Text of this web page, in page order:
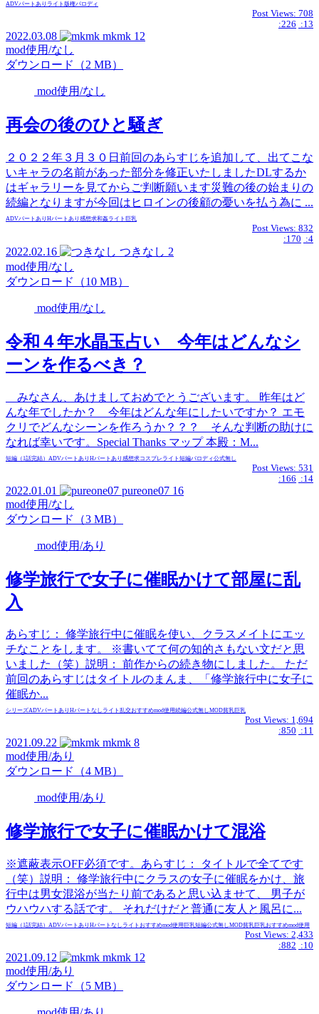
ADVパートあり ライト 版権パロディ
Post Views: 708
:226 :13
2022.03.08 mkmk 12
mod使用/なし
ダウンロード（2 MB）
mod使用/なし
再会の後のひと騒ぎ
２０２２年３月３０日前回のあらすじを追加して、出てこな
いキャラの名前があった部分を修正いたしましたDLするか
はギャラリーを見てからご判断願います災難の後の始まりの
続編となりますが今回はヒロインの後顧の憂いを払う為に ...
ADVパートあり Hパートあり 感想求和姦ライト 巨乳
Post Views: 832
:170 :4
2022.02.16 つきなし 2
mod使用/なし
ダウンロード（10 MB）
mod使用/なし
令和４年水晶玉占い 今年はどんなシ
ーンを作るべき？
みなさん、あけましておめでとうございます。 昨年はど
んな年でしたか？ 今年はどんな年にしたいですか？ エモ
クリでどんなシーンを作ろうか？？？ そんな判断の助けに
なれば幸いです。Special Thanks マップ 本殿：M...
短編（1話完結） ADVパートあり Hパートあり 感想求コスプレ ライト 短編パロディ公式無し
Post Views: 531
:166 :14
2022.01.01 pureone07 16
mod使用/なし
ダウンロード（3 MB）
mod使用/あり
修学旅行で女子に催眠かけて部屋に乱
入
あらすじ： 修学旅行中に催眠を使い、クラスメイトにエッ
チなことをします。 ※書いてて何の知的さもない文だと思
いました（笑）説明： 前作からの続き物にしました。 ただ
前回のあらすじはタイトルのまんま、「修学旅行中に女子に
催眠か...
シリーズADVパートあり Hパートなし ライト 乱交おすすめmod使用続編公式無しMOD貧乳巨乳
Post Views: 1,694
:850 :11
2021.09.22 mkmk 8
mod使用/あり
ダウンロード（4 MB）
mod使用/あり
修学旅行で女子に催眠かけて混浴
※遮蔽表示OFF必須です。あらすじ： タイトルで全てです
（笑）説明： 修学旅行中にクラスの女子に催眠をかけ、旅
行中は男女混浴が当たり前であると思い込ませて、 男子が
ウハウハする話です。 それだけだと普通に友人と風呂に...
短編（1話完結） ADVパートあり Hパートなし ライト おすすめmod使用 巨乳短編公式無しMOD貧乳巨乳おすすめmod使用
Post Views: 2,433
:882 :10
2021.09.12 mkmk 12
mod使用/あり
ダウンロード（5 MB）